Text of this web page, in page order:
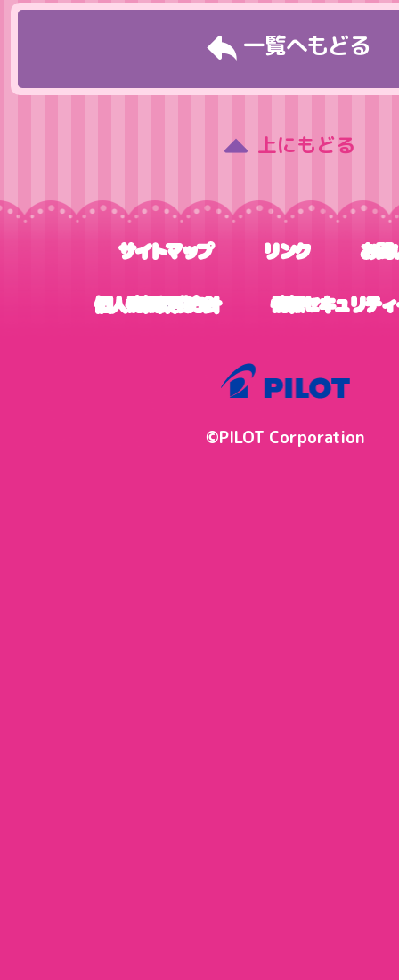
一覧へもどる
上にもどる
サイトマップ リンク お問
個人情報保護方針 情報セキュリテ
©PILOT Corporation